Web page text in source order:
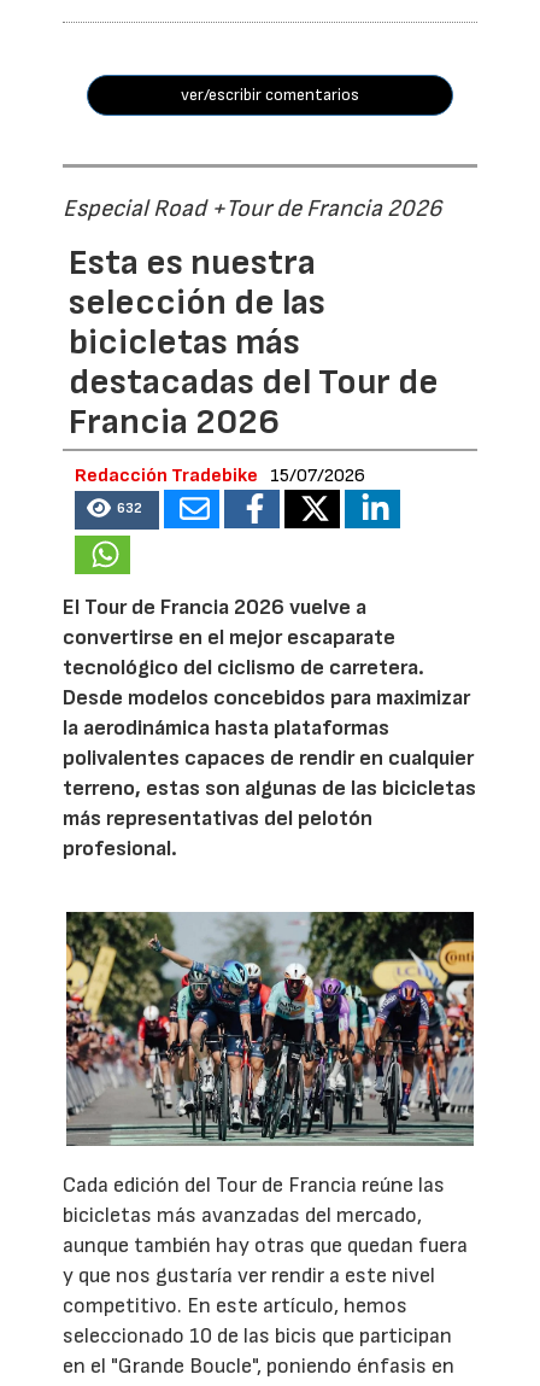
ver/escribir comentarios
Especial Road +Tour de Francia 2026
Esta es nuestra
selección de las
bicicletas más
destacadas del Tour de
Francia 2026
Redacción Tradebike 15/07/2026
632
El Tour de Francia 2026 vuelve a
convertirse en el mejor escaparate
tecnológico del ciclismo de carretera.
Desde modelos concebidos para maximizar
la aerodinámica hasta plataformas
polivalentes capaces de rendir en cualquier
terreno, estas son algunas de las bicicletas
más representativas del pelotón
profesional.
Cada edición del Tour de Francia reúne las
bicicletas más avanzadas del mercado,
aunque también hay otras que quedan fuera
y que nos gustaría ver rendir a este nivel
competitivo. En este artículo, hemos
seleccionado 10 de las bicis que participan
en el "Grande Boucle", poniendo énfasis en